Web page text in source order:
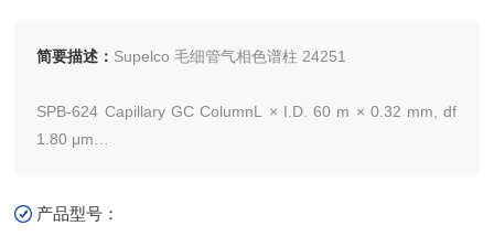
简要描述： Supelco 毛细管气相色谱柱 24251
SPB-624 Capillary GC ColumnL × I.D. 60 m × 0.32 mm, df
1.80 μm
产品型号：